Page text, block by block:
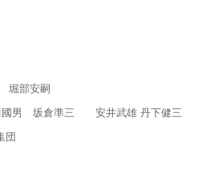
部安嗣
男 坂倉準三 安井武雄 丹下健三
団